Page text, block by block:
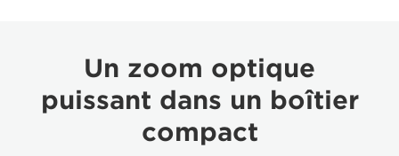
Un zoom optique
puissant dans un boîtier
compact